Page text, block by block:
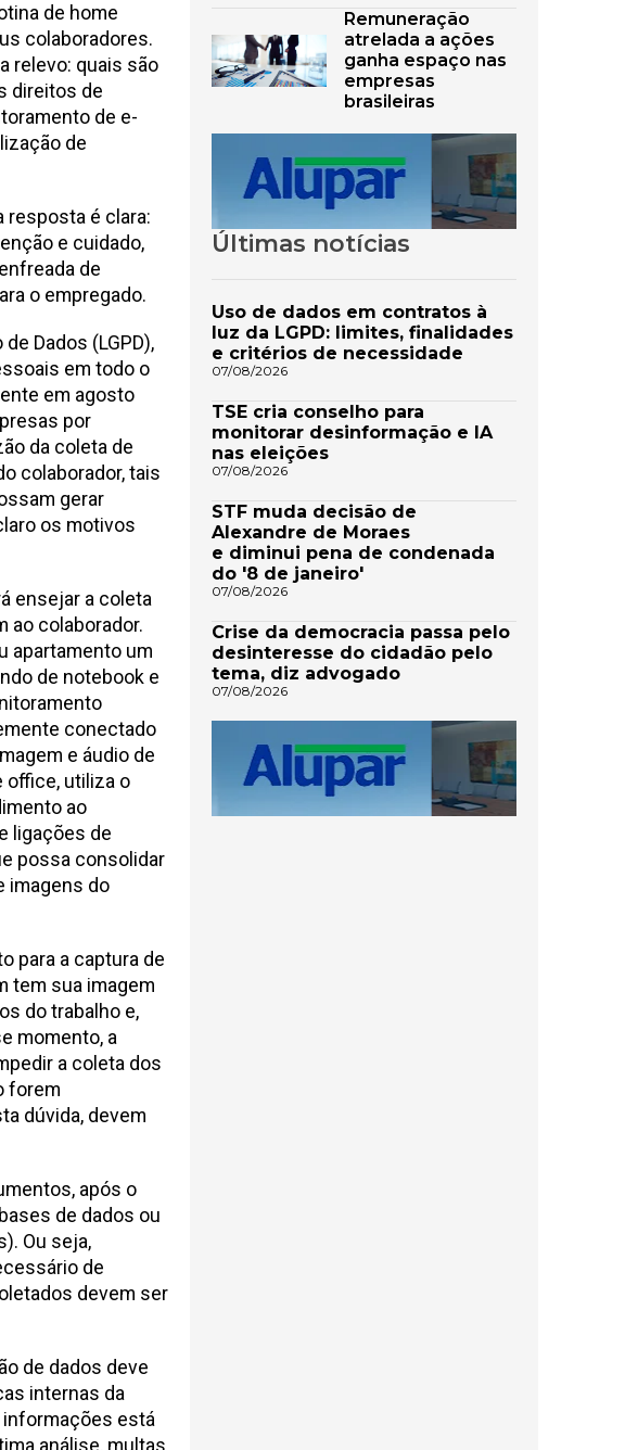
de home
colaboradores.
relevo: quais são
direitos de
de e-
de
resposta é clara:
e cuidado,
de
o empregado.
Dados (LGPD),
em todo o
em agosto
por
da coleta de
colaborador, tais
gerar
os motivos
ensejar a coleta
ao colaborador.
apartamento um
de notebook e
conectado
e áudio de
office, utiliza o
ao
ligações de
possa consolidar
imagens do
para a captura de
tem sua imagem
do trabalho e,
momento, a
a coleta dos
forem
dúvida, devem
após o
de dados ou
Ou seja,
de
devem ser
de dados deve
internas da
está
análise, multas
Remuneração
atrelada a ações
ganha espaço nas
empresas
brasileiras
Últimas notícias
Uso de dados em contratos à
luz da LGPD: limites, finalidades
e critérios de necessidade
07/08/2026
TSE cria conselho para
monitorar desinformação e IA
nas eleições
07/08/2026
STF muda decisão de
Alexandre de Moraes
e diminui pena de condenada
do '8 de janeiro'
07/08/2026
Crise da democracia passa pelo
desinteresse do cidadão pelo
tema, diz advogado
07/08/2026